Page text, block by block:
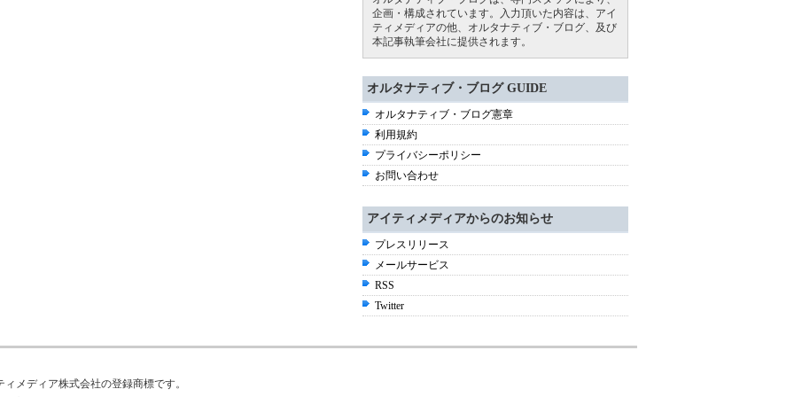
企画・構成されています。入力頂いた内容は、アイ
ティメディアの他、オルタナティブ・ブログ、及び
本記事執筆会社に提供されます。
オルタナティブ・ブログ GUIDE
オルタナティブ・ブログ憲章
利用規約
プライバシーポリシー
お問い合わせ
アイティメディアからのお知らせ
プレスリリース
メールサービス
RSS
Twitter
ィメディア株式会社の登録商標です。